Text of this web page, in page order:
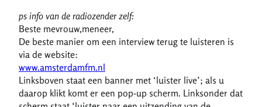
ps info van de radiozender zelf:
Beste mevrouw,meneer,
De beste manier om een interview terug te luisteren is
via de website:
www.amsterdamfm.nl
Linksboven staat een banner met ‘luister live’; als u
daarop klikt komt er een pop-up scherm. Linksonder dat